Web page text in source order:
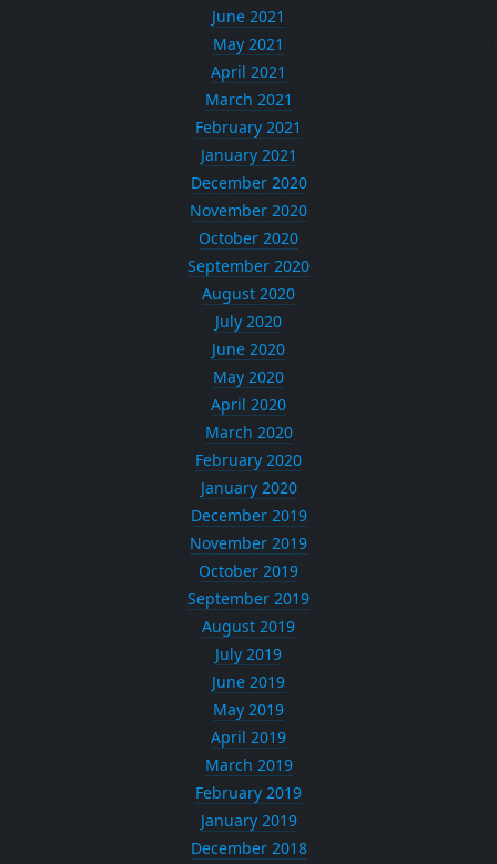
June 2021
May 2021
April 2021
March 2021
February 2021
January 2021
December 2020
November 2020
October 2020
September 2020
August 2020
July 2020
June 2020
May 2020
April 2020
March 2020
February 2020
January 2020
December 2019
November 2019
October 2019
September 2019
August 2019
July 2019
June 2019
May 2019
April 2019
March 2019
February 2019
January 2019
December 2018